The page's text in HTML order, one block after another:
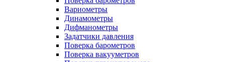
Вариометры
Динамометры
Дифманометры
Задатчики давления
Поверка барометров
Поверка вакууметров